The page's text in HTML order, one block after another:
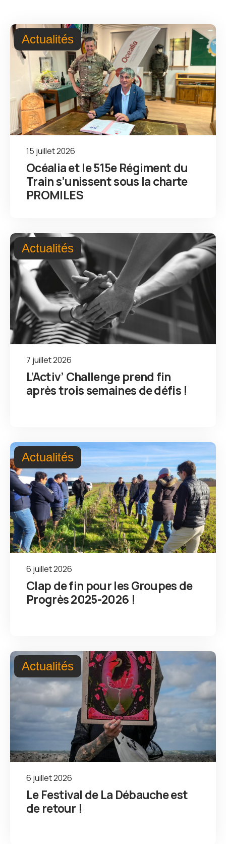
Actualités
15 juillet 2026
Océalia et le 515e Régiment du
Train s’unissent sous la charte
PROMILES
Actualités
7 juillet 2026
L’Activ’ Challenge prend fin
après trois semaines de défis !
Actualités
6 juillet 2026
Clap de fin pour les Groupes de
Progrès 2025-2026 !
Actualités
6 juillet 2026
Le Festival de La Débauche est
de retour !